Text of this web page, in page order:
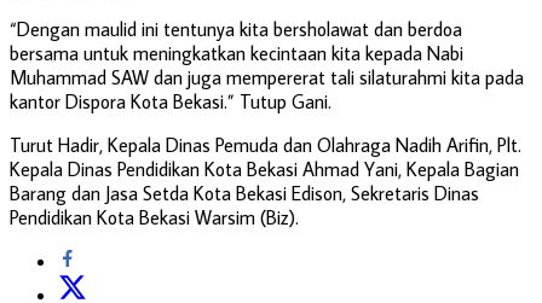
“Dengan maulid ini tentunya kita bersholawat dan berdoa
bersama untuk meningkatkan kecintaan kita kepada Nabi
Muhammad SAW dan juga mempererat tali silaturahmi kita pada
kantor Dispora Kota Bekasi.” Tutup Gani.
Turut Hadir, Kepala Dinas Pemuda dan Olahraga Nadih Arifin, Plt.
Kepala Dinas Pendidikan Kota Bekasi Ahmad Yani, Kepala Bagian
Barang dan Jasa Setda Kota Bekasi Edison, Sekretaris Dinas
Pendidikan Kota Bekasi Warsim (Biz).